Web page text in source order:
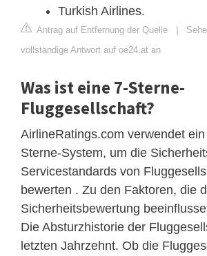
Turkish Airlines.
Antrag auf Entfernung der Quelle |
vollständige Antwort auf oe24.at an
Was ist eine 7-Sterne-
Fluggesellschaft?
AirlineRatings.com verwendet
Sterne-System, um die
Servicestandards von
bewerten . Zu den Faktoren, die
Sicherheitsbewertung
Die Absturzhistorie der
letzten Jahrzehnt. Ob die